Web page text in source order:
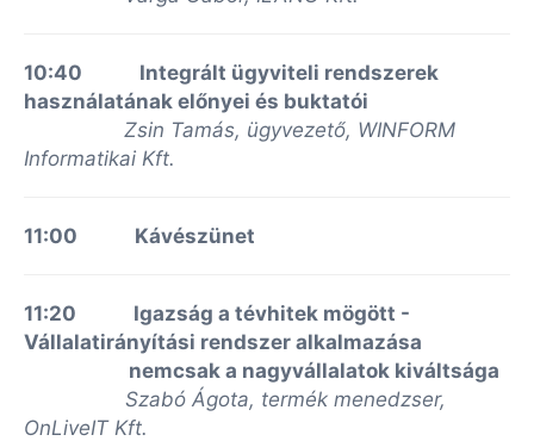
10:40 Integrált ügyviteli rendszerek
használatának előnyei és buktatói
Zsin Tamás, ügyvezető, WINFORM
Informatikai Kft.
11:00 Kávészünet
11:20 Igazság a tévhitek mögött -
Vállalatirányítási rendszer alkalmazása
nemcsak a nagyvállalatok kiváltsága
Szabó Ágota, termék menedzser,
OnLiveIT Kft.